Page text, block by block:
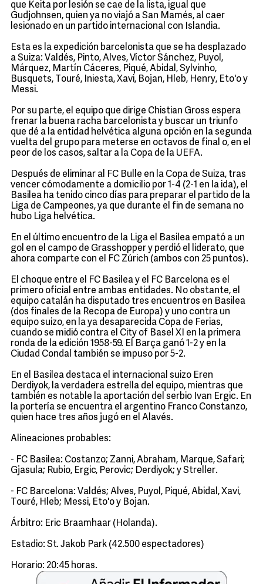
que Keita por lesión se cae de la lista, igual que
Gudjohnsen, quien ya no viajó a San Mamés, al caer
lesionado en un partido internacional con Islandia.
Esta es la expedición barcelonista que se ha desplazado
a Suiza: Valdés, Pinto, Alves, Víctor Sánchez, Puyol,
Márquez, Martín Cáceres, Piqué, Abidal, Sylvinho,
Busquets, Touré, Iniesta, Xavi, Bojan, Hleb, Henry, Eto'o y
Messi.
Por su parte, el equipo que dirige Chistian Gross espera
frenar la buena racha barcelonista y buscar un triunfo
que dé a la entidad helvética alguna opción en la segunda
vuelta del grupo para meterse en octavos de final o, en el
peor de los casos, saltar a la Copa de la UEFA.
Después de eliminar al FC Bulle en la Copa de Suiza, tras
vencer cómodamente a domicilio por 1-4 (2-1 en la ida), el
Basilea ha tenido cinco días para preparar el partido de la
Liga de Campeones, ya que durante el fin de semana no
hubo Liga helvética.
En el último encuentro de la Liga el Basilea empató a un
gol en el campo de Grasshopper y perdió el liderato, que
ahora comparte con el FC Zúrich (ambos con 25 puntos).
El choque entre el FC Basilea y el FC Barcelona es el
primero oficial entre ambas entidades. No obstante, el
equipo catalán ha disputado tres encuentros en Basilea
(dos finales de la Recopa de Europa) y uno contra un
equipo suizo, en la ya desaparecida Copa de Ferias,
cuando se midió contra el City of Basel XI en la primera
ronda de la edición 1958-59. El Barça ganó 1-2 y en la
Ciudad Condal también se impuso por 5-2.
En el Basilea destaca el internacional suizo Eren
Derdiyok, la verdadera estrella del equipo, mientras que
también es notable la aportación del serbio Ivan Ergic. En
la portería se encuentra el argentino Franco Constanzo,
quien hace tres años jugó en el Alavés.
Alineaciones probables:
- FC Basilea: Costanzo; Zanni, Abraham, Marque, Safari;
Gjasula; Rubio, Ergic, Perovic; Derdiyok; y Streller.
- FC Barcelona: Valdés; Alves, Puyol, Piqué, Abidal, Xavi,
Touré, Hleb; Messi, Eto'o y Bojan.
Árbitro: Eric Braamhaar (Holanda).
Estadio: St. Jakob Park (42.500 espectadores)
Horario: 20:45 horas.